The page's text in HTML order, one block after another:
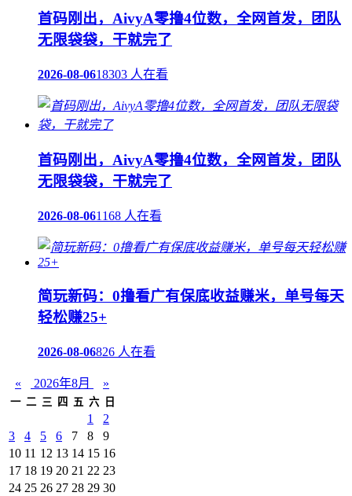
首码刚出，AivyA零撸4位数，全网首发，团队
无限袋袋，干就完了
2026-08-0618303 人在看
首码刚出，AivyA零撸4位数，全网首发，团队
无限袋袋，干就完了
2026-08-061168 人在看
简玩新码：0撸看广有保底收益赚米，单号每天
轻松赚25+
2026-08-06826 人在看
« 2026年8月 »
一 二 三 四 五 六 日
1
2
3
4 5 6 7 8
9
10 11 12 13 14 15 16
17 18 19 20 21 22 23
24 25 26 27 28 29 30